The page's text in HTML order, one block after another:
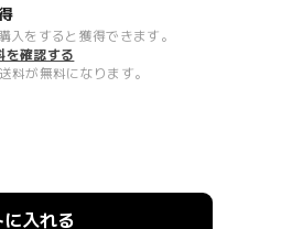
入をすると獲得できます。
を確認する
料が無料になります。
入れる